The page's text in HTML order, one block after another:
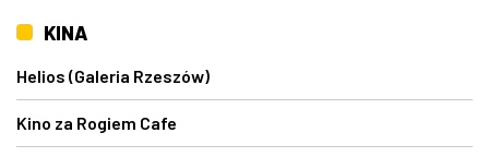
KINA
Helios (Galeria Rzeszów)
Kino za Rogiem Cafe